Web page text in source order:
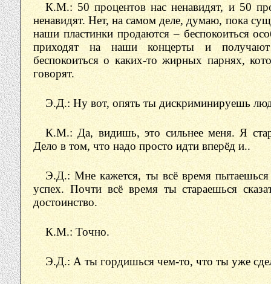
К.М.: 50 процентов нас ненавидят, и 50
ненавидят. Нет, на самом деле, думаю, пока
наши пластинки продаются – беспокоиться
приходят на наши концерты и получают
беспокоиться о каких-то жирных парнях,
говорят.
Э.Д.: Ну вот, опять ты дискриминируешь
К.М.: Да, видишь, это сильнее меня. Я
Дело в том, что надо просто идти вперёд и..
Э.Д.: Мне кажется, ты всё время пытаешься
успех. Почти всё время ты стараешься
достоинство.
К.М.: Точно.
Э.Д.: А ты гордишься чем-то, что ты уже